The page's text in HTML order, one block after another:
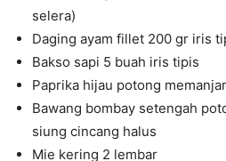
selera)
Daging ayam fillet 200 gr iris
Bakso sapi 5 buah iris tipis
Paprika hijau potong
Bawang bombay setengah
siung cincang halus
Mie kering 2 lembar